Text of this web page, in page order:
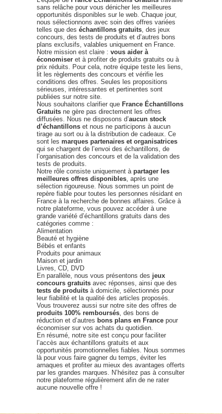
sans relâche pour vous dénicher les meilleures
opportunités disponibles sur le web. Chaque jour,
nous sélectionnons avec soin des offres variées
telles que des échantillons gratuits , des jeux
concours, des tests de produits et d’autres bons
plans exclusifs, valables uniquement en France.
Notre mission est claire : vous aider à
économiser et à profiter de produits gratuits ou à
prix réduits. Pour cela, notre équipe teste les liens,
lit les règlements des concours et vérifie les
conditions des offres. Seules les propositions
sérieuses, intéressantes et pertinentes sont
publiées sur notre site.
Nous souhaitons clarifier que France Échantillons
Gratuits ne gère pas directement les offres
diffusées. Nous ne disposons d’aucun stock
d’échantillons et nous ne participons à aucun
tirage au sort ou à la distribution de cadeaux. Ce
sont les marques partenaires et organisatrices
qui se chargent de l’envoi des échantillons, de
l’organisation des concours et de la validation des
tests de produits.
Notre rôle consiste uniquement à partager les
meilleures offres disponibles , après une
sélection rigoureuse. Nous sommes un point de
repère fiable pour toutes les personnes résidant en
France à la recherche de bonnes affaires. Grâce à
notre plateforme, vous pouvez accéder à une
grande variété d’échantillons gratuits dans des
catégories comme :
Alimentation
Beauté et hygiène
Bébés et enfants
Produits pour animaux
Maison et jardin
Livres, CD, DVD
En parallèle, nous vous présentons des jeux
concours gratuits avec réponses, ainsi que des
tests de produits à domicile, sélectionnés pour
leur fiabilité et la qualité des articles proposés.
Vous trouverez aussi sur notre site des offres de
produits 100% remboursés , des bons de
réduction et d’autres bons plans en France pour
économiser sur vos achats du quotidien.
En résumé, notre site est conçu pour faciliter
l’accès aux échantillons gratuits et aux
opportunités promotionnelles fiables. Nous sommes
là pour vous faire gagner du temps, éviter les
arnaques et profiter au mieux des avantages offerts
par les grandes marques. N’hésitez pas à consulter
notre plateforme régulièrement afin de ne rater
aucune nouvelle offre !